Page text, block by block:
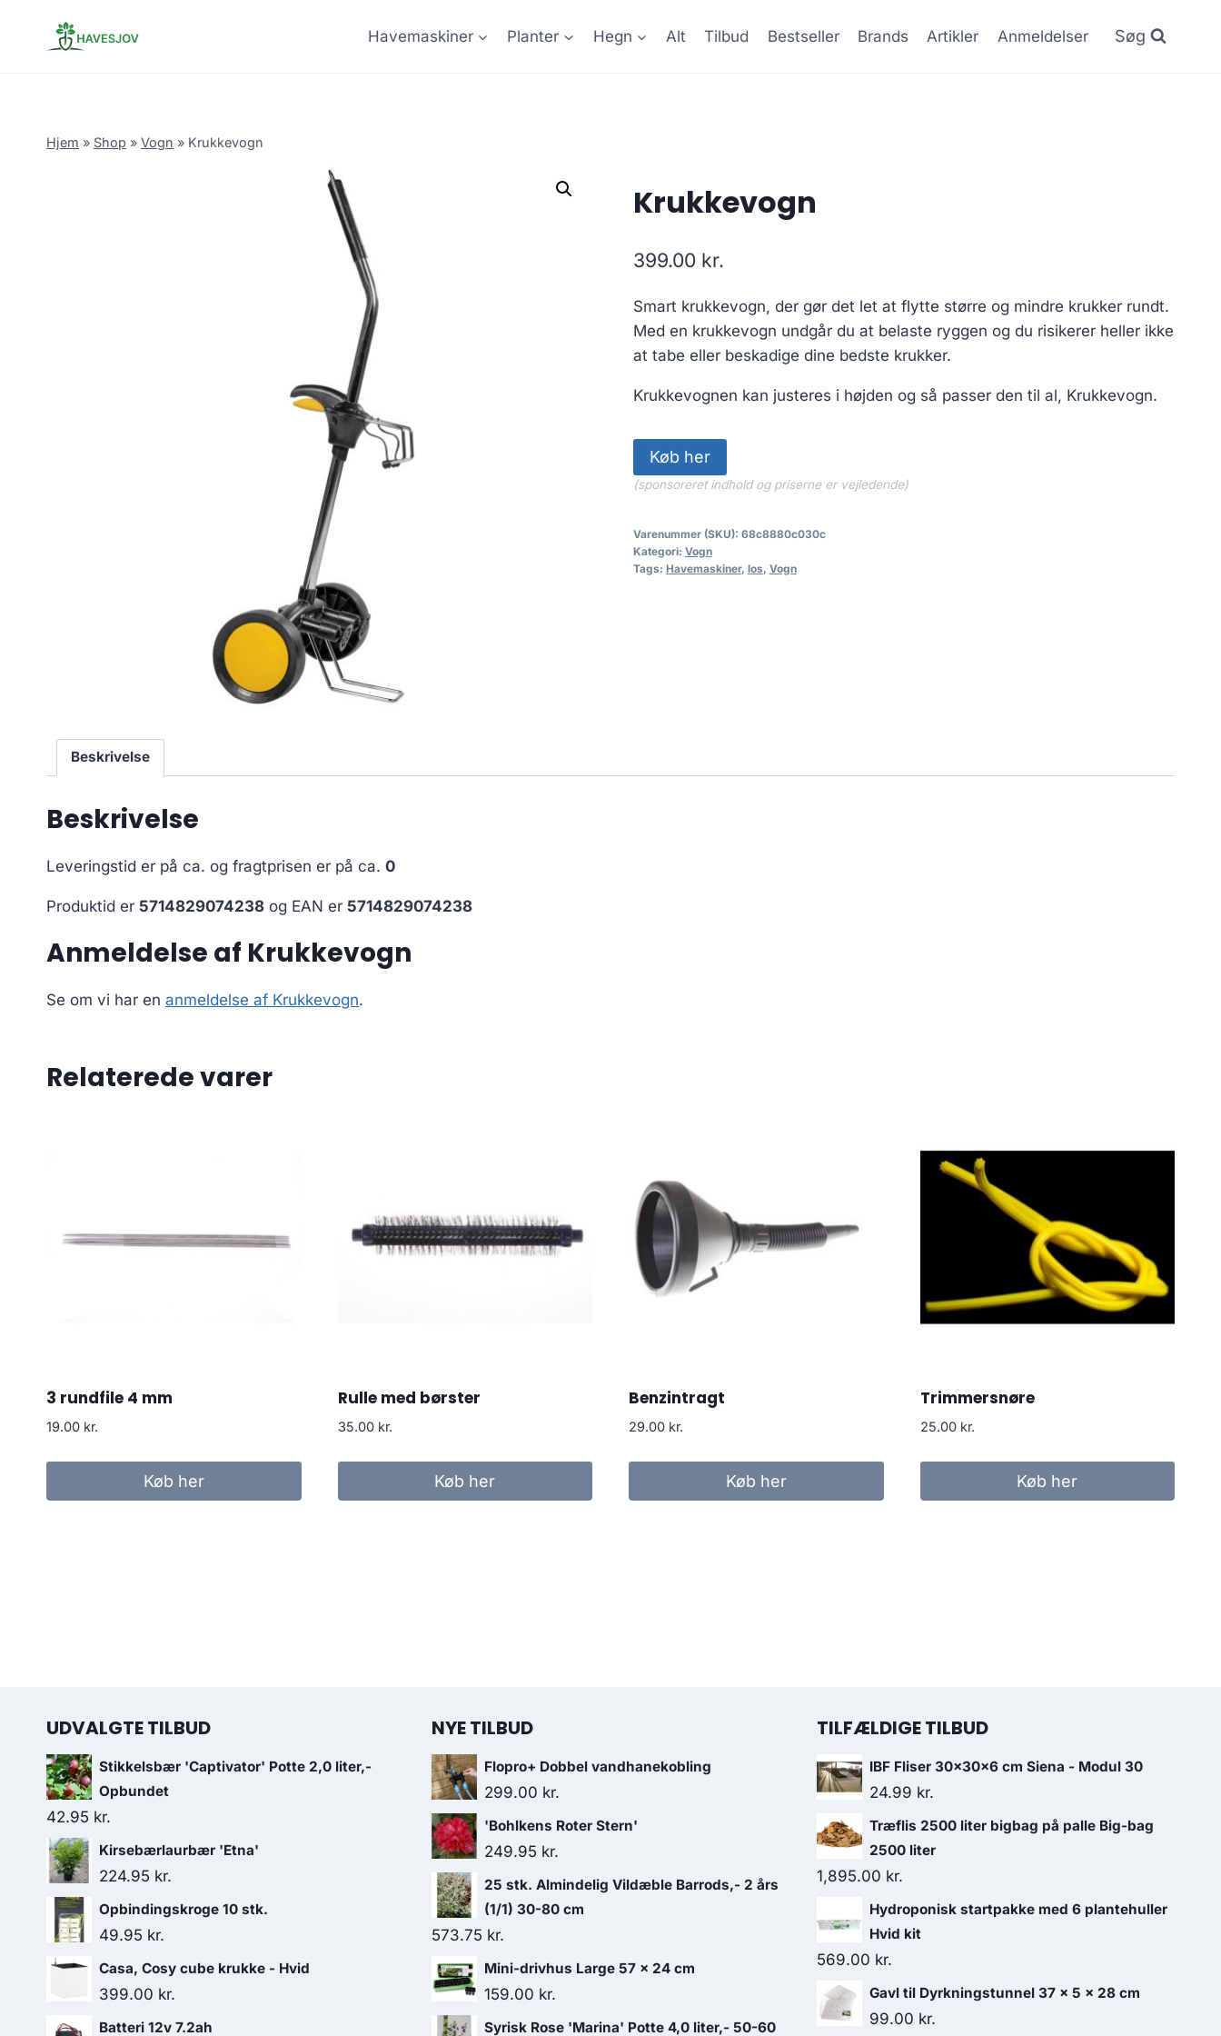
Havemaskiner Planter Hegn Alt Tilbud Bestseller Brands Artikler Anmeldelser Søg
Hjem » Shop » Vogn » Krukkevogn
Krukkevogn
399.00 kr.
Smart krukkevogn, der gør det let at flytte større og mindre krukker rundt.
Med en krukkevogn undgår du at belaste ryggen og du risikerer heller ikke
at tabe eller beskadige dine bedste krukker.
Krukkevognen kan justeres i højden og så passer den til al, Krukkevogn.
Køb her
(sponsoreret indhold og priserne er vejledende)
Varenummer (SKU): 68c8880c030c
Kategori: Vogn
Tags: Havemaskiner, los, Vogn
Beskrivelse
Beskrivelse
Leveringstid er på ca. og fragtprisen er på ca. 0
Produktid er 5714829074238 og EAN er 5714829074238
Anmeldelse af Krukkevogn
Se om vi har en anmeldelse af Krukkevogn.
Relaterede varer
3 rundfile 4 mm
19.00 kr.
Køb her
Rulle med børster
35.00 kr.
Køb her
Benzintragt
29.00 kr.
Køb her
Trimmersnøre
25.00 kr.
Køb her
UDVALGTE TILBUD
Stikkelsbær 'Captivator' Potte 2,0 liter,-
Opbundet
42.95 kr.
Kirsebærlaurbær 'Etna'
224.95 kr.
Opbindingskroge 10 stk.
49.95 kr.
Casa, Cosy cube krukke - Hvid
399.00 kr.
Batteri 12v 7.2ah
NYE TILBUD
Flopro+ Dobbel vandhanekobling
299.00 kr.
'Bohlkens Roter Stern'
249.95 kr.
25 stk. Almindelig Vildæble Barrods,- 2 års
(1/1) 30-80 cm
573.75 kr.
Mini-drivhus Large 57 x 24 cm
159.00 kr.
Syrisk Rose 'Marina' Potte 4,0 liter,- 50-60
TILFÆLDIGE TILBUD
IBF Fliser 30x30x6 cm Siena - Modul 30
24.99 kr.
Træflis 2500 liter bigbag på palle Big-bag
2500 liter
1,895.00 kr.
Hydroponisk startpakke med 6 plantehuller
Hvid kit
569.00 kr.
Gavl til Dyrkningstunnel 37 x 5 x 28 cm
99.00 kr.